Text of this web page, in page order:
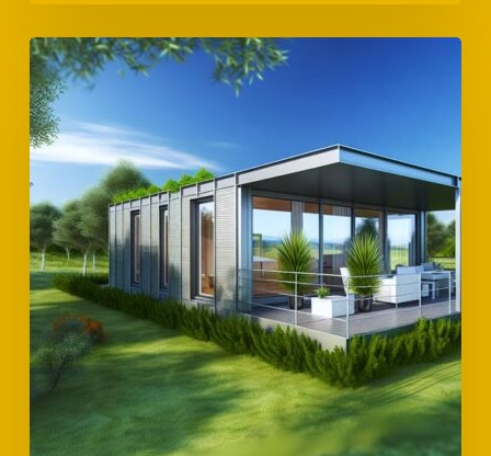
Voordelen
van
prefab
vakantiehuizen:
Betrouwbaar
en
Snel